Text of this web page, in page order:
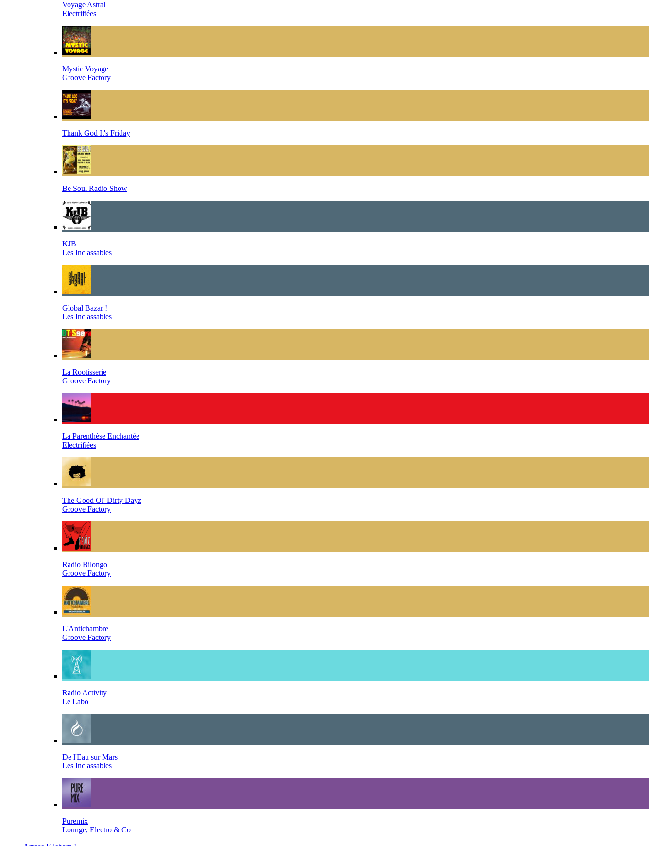
Voyage Astral
Electrifiées
Mystic Voyage
Groove Factory
Thank God It's Friday
Be Soul Radio Show
KJB
Les Inclassables
Global Bazar !
Les Inclassables
La Rootisserie
Groove Factory
La Parenthèse Enchantée
Electrifiées
The Good Ol' Dirty Dayz
Groove Factory
Radio Bilongo
Groove Factory
L'Antichambre
Groove Factory
Radio Activity
Le Labo
De l'Eau sur Mars
Les Inclassables
Puremix
Lounge, Electro & Co